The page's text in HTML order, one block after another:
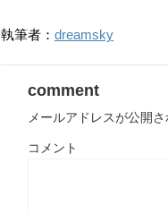
執筆者： dreamsky
comment
メールアドレスが公開
コメント